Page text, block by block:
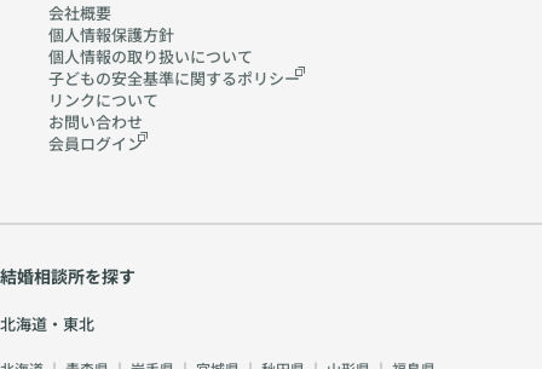
会社概要
個人情報保護方針
個人情報の取り扱いについて
子どもの安全基準に関するポリシー
リンクについて
お問い合わせ
会員ログイン
結婚相談所を探す
北海道・東北